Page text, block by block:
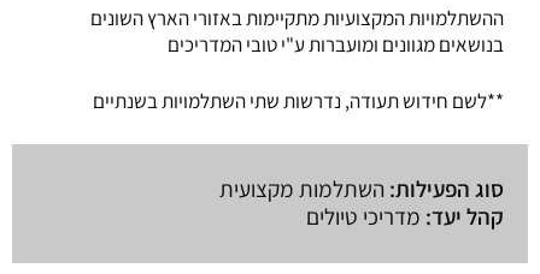
ההשתלמויות המקצועיות מתקיימות באזורי הארץ השונים
בנושאים מגוונים ומועברות ע"י טובי המדריכים
**לשם חידוש תעודה, נדרשות שתי השתלמויות בשנתיים
סוג הפעילות: השתלמות מקצועית
קהל יעד: מדריכי טיולים